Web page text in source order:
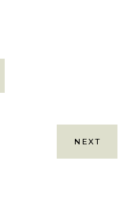
NEXT